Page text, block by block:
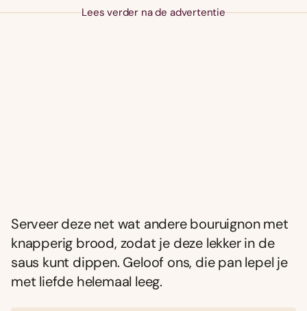
Lees verder na de advertentie
Serveer deze net wat andere bouruignon met
knapperig brood, zodat je deze lekker in de
saus kunt dippen. Geloof ons, die pan lepel je
met liefde helemaal leeg.